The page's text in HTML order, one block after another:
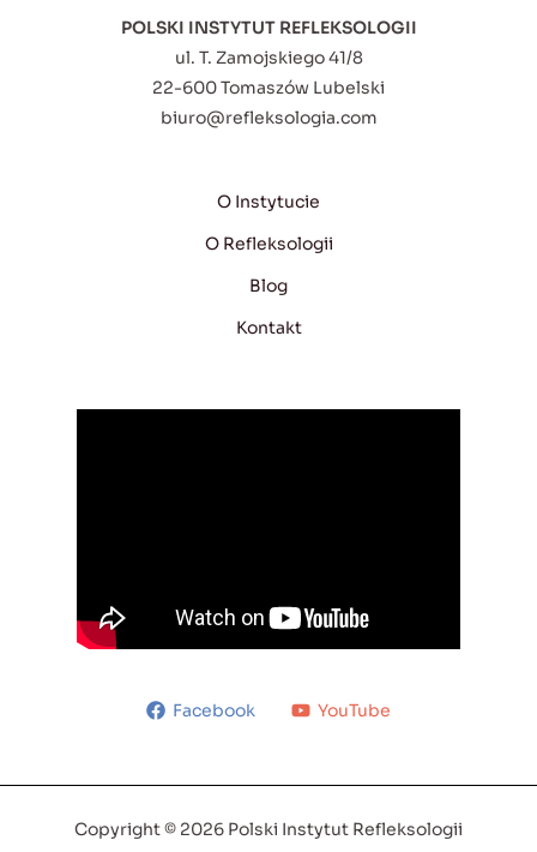
POLSKI INSTYTUT REFLEKSOLOGII
ul. T. Zamojskiego 41/8
22-600 Tomaszów Lubelski
biuro@refleksologia.com
O Instytucie
O Refleksologii
Blog
Kontakt
Facebook YouTube
Copyright © 2026 Polski Instytut Refleksologii